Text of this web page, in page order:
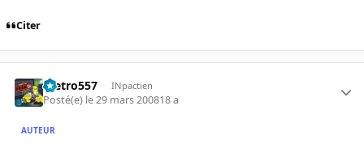
Citer
metro557 INpactien
Posté(e) le 29 mars 200818 a
AUTEUR